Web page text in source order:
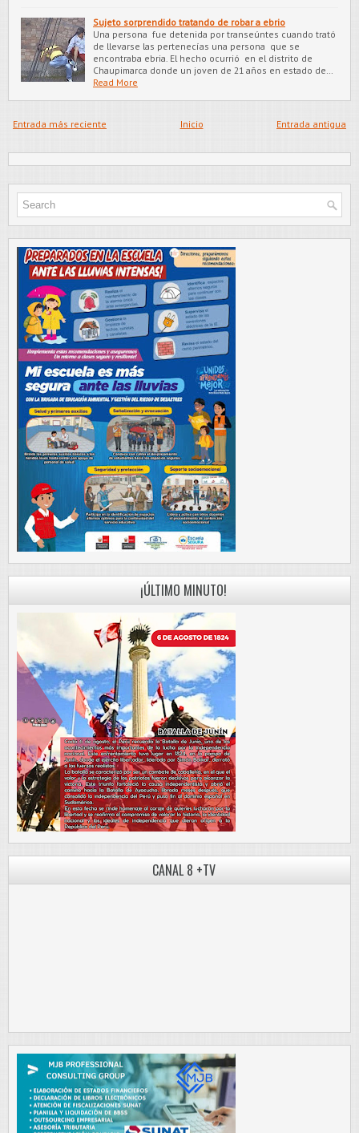
Sujeto sorprendido tratando de robar a ebrio
Una persona fue detenida por transeúntes cuando trató
de llevarse las pertenecías una persona que se
encontraba ebria. El hecho ocurrió en el distrito de
Chaupimarca donde un joven de 21 años en estado de…
Read More
Entrada más reciente Entrada antigua
Inicio
¡ÚLTIMO MINUTO!
CANAL 8 +TV